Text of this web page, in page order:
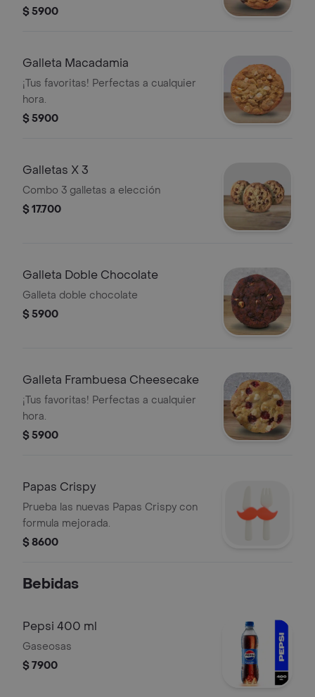
$ 5900
Galleta Macadamia
¡Tus favoritas! Perfectas a cualquier
hora.
$ 5900
Galletas X 3
Combo 3 galletas a elección
$ 17.700
Galleta Doble Chocolate
Galleta doble chocolate
$ 5900
Galleta Frambuesa Cheesecake
¡Tus favoritas! Perfectas a cualquier
hora.
$ 5900
Papas Crispy
Prueba las nuevas Papas Crispy con
formula mejorada.
$ 8600
Bebidas
Pepsi 400 ml
Gaseosas
$ 7900